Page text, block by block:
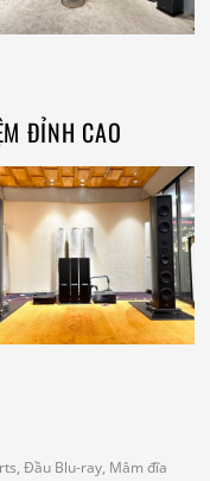
ĐỈNH CAO
Đầu Blu-ray, Mâm đĩa